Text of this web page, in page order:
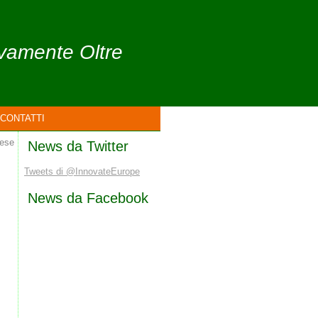
Oltre
CONTATTI
News da Twitter
Tweets di @InnovateEurope
News da Facebook